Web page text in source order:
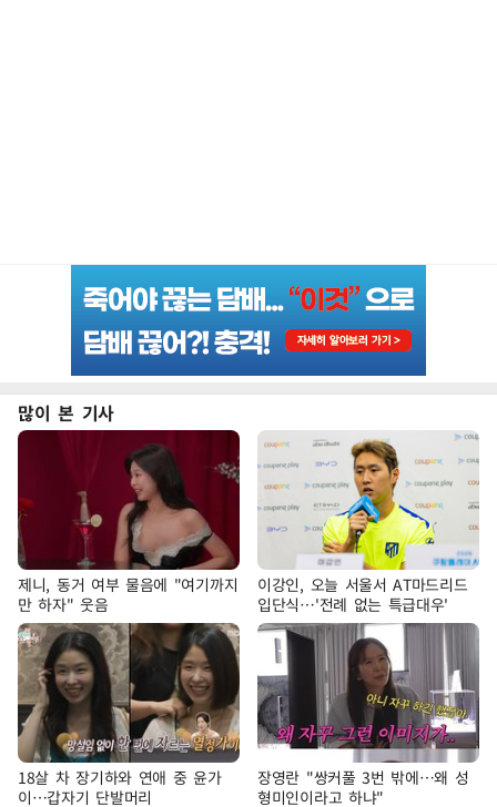
많이 본 기사
제니, 동거 여부 물음에 "여기까지
만 하자" 웃음
이강인, 오늘 서울서 AT마드리드
입단식…'전례 없는 특급대우'
18살 차 장기하와 연애 중 윤가
이…갑자기 단발머리
장영란 "쌍커풀 3번 밖에…왜 성
형미인이라고 하냐"